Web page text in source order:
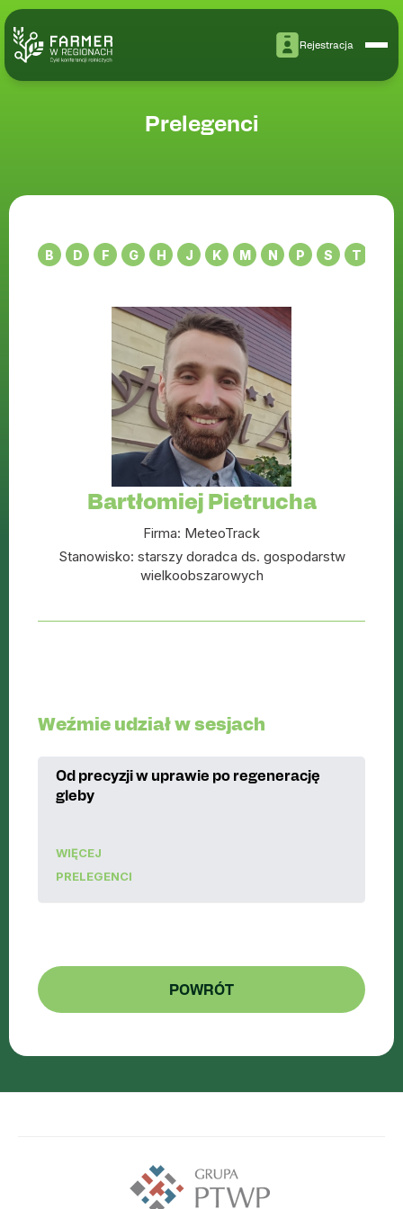
Rejestracja
Prelegenci
B D F G H J K M N P S T
Bartłomiej Pietrucha
Firma: MeteoTrack
Stanowisko: starszy doradca ds. gospodarstw
wielkoobszarowych
Weźmie udział w sesjach
Od precyzji w uprawie po regenerację
gleby
WIĘCEJ
PRELEGENCI
POWRÓT